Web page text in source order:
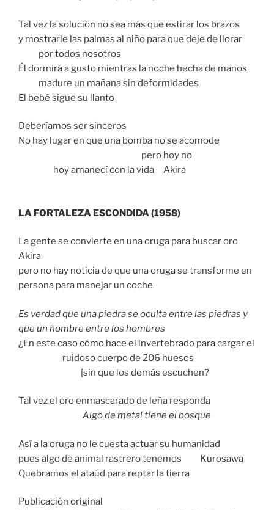
Tal vez la solución no sea más que estirar los brazos
y mostrarle las palmas al niño para que deje de llorar
por todos nosotros
Él dormirá a gusto mientras la noche hecha de manos
madure un mañana sin deformidades
El bebé sigue su llanto
Deberíamos ser sinceros
No hay lugar en que una bomba no se acomode
pero hoy no
hoy amanecí con la vida Akira
LA FORTALEZA ESCONDIDA (1958)
La gente se convierte en una oruga para buscar oro
Akira
pero no hay noticia de que una oruga se transforme en
persona para manejar un coche
Es verdad que una piedra se oculta entre las piedras y
que un hombre entre los hombres
¿En este caso cómo hace el invertebrado para cargar el
ruidoso cuerpo de 206 huesos
[sin que los demás escuchen?
Tal vez el oro enmascarado de leña responda
Algo de metal tiene el bosque
Así a la oruga no le cuesta actuar su humanidad
pues algo de animal rastrero tenemos Kurosawa
Quebramos el ataúd para reptar la tierra
Publicación original